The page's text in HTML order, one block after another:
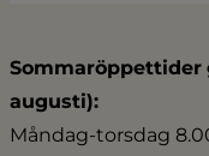
Sommaröppettider
augusti):
Måndag-torsdag